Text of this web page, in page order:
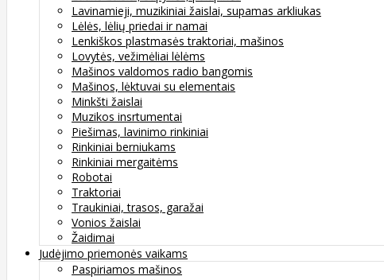
Lavinamieji, muzikiniai žaislai, supamas arkliukas
Lėlės, lėlių priedai ir namai
Lenkiškos plastmasės traktoriai, mašinos
Lovytės, vežimėliai lėlėms
Mašinos valdomos radio bangomis
Mašinos, lėktuvai su elementais
Minkšti žaislai
Muzikos insrtumentai
Piešimas, lavinimo rinkiniai
Rinkiniai berniukams
Rinkiniai mergaitėms
Robotai
Traktoriai
Traukiniai, trasos, garažai
Vonios žaislai
Žaidimai
Judėjimo priemonės vaikams
Paspiriamos mašinos